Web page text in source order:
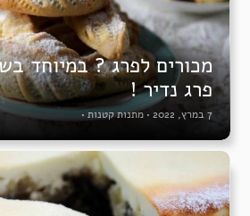
מכורים לפרג ? במיוחד
פרג נדיר !
7 במרץ, 2022 • מתנות קטנות•